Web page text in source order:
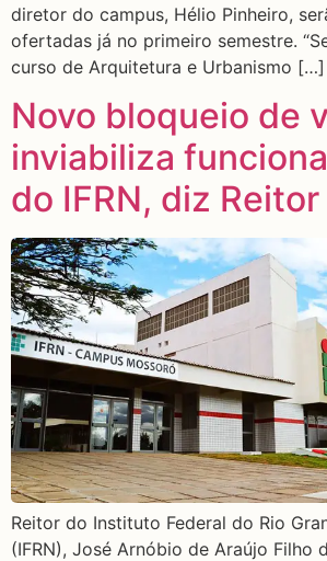
diretor do campus, Hélio Pinheiro,
ofertadas já no primeiro semestre.
curso de Arquitetura e Urbanismo […]
Novo bloqueio de
inviabiliza
do IFRN, diz Reitor
Reitor do Instituto Federal do Rio
(IFRN), José Arnóbio de Araújo Filho